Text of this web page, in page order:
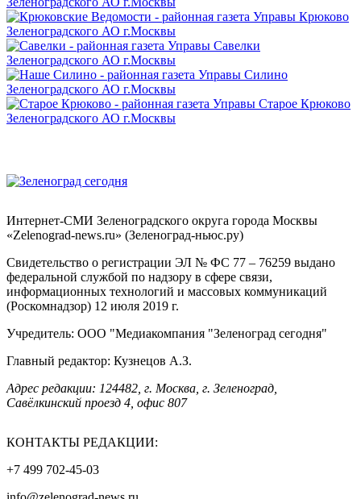
Интернет-СМИ Зеленоградского округа города Москвы
«Zelenograd-news.ru» (Зеленоград-ньюс.ру)
Свидетельство о регистрации ЭЛ № ФС 77 – 76259 выдано
федеральной службой по надзору в сфере связи,
информационных технологий и массовых коммуникаций
(Роскомнадзор) 12 июля 2019 г.
Учредитель: ООО "Медиакомпания "Зеленоград сегодня"
Главный редактор: Кузнецов А.З.
Адрес редакции: 124482, г. Москва, г. Зеленоград,
Савёлкинский проезд 4, офис 807
КОНТАКТЫ РЕДАКЦИИ:
+7 499 702-45-03